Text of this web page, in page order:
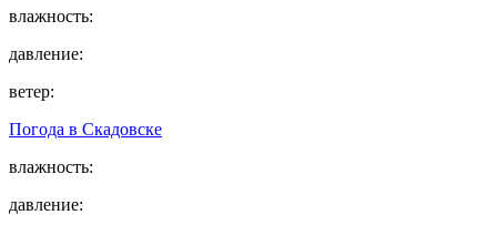
влажность:
давление:
ветер:
Погода в Скадовске
влажность:
давление: